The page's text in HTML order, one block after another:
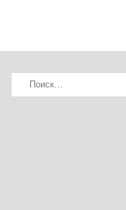
Найти: